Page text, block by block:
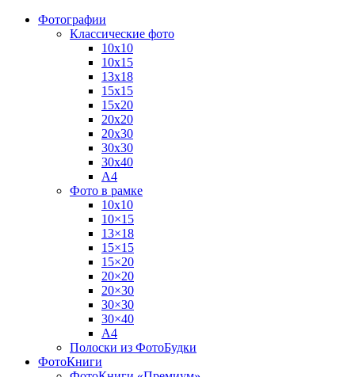
Фотографии
Классические фото
10х10
10х15
13х18
15х15
15х20
20х20
20х30
30х30
30х40
А4
Фото в рамке
10х10
10×15
13×18
15×15
15×20
20×20
20×30
30×30
30×40
A4
Полоски из ФотоБудки
ФотоКниги